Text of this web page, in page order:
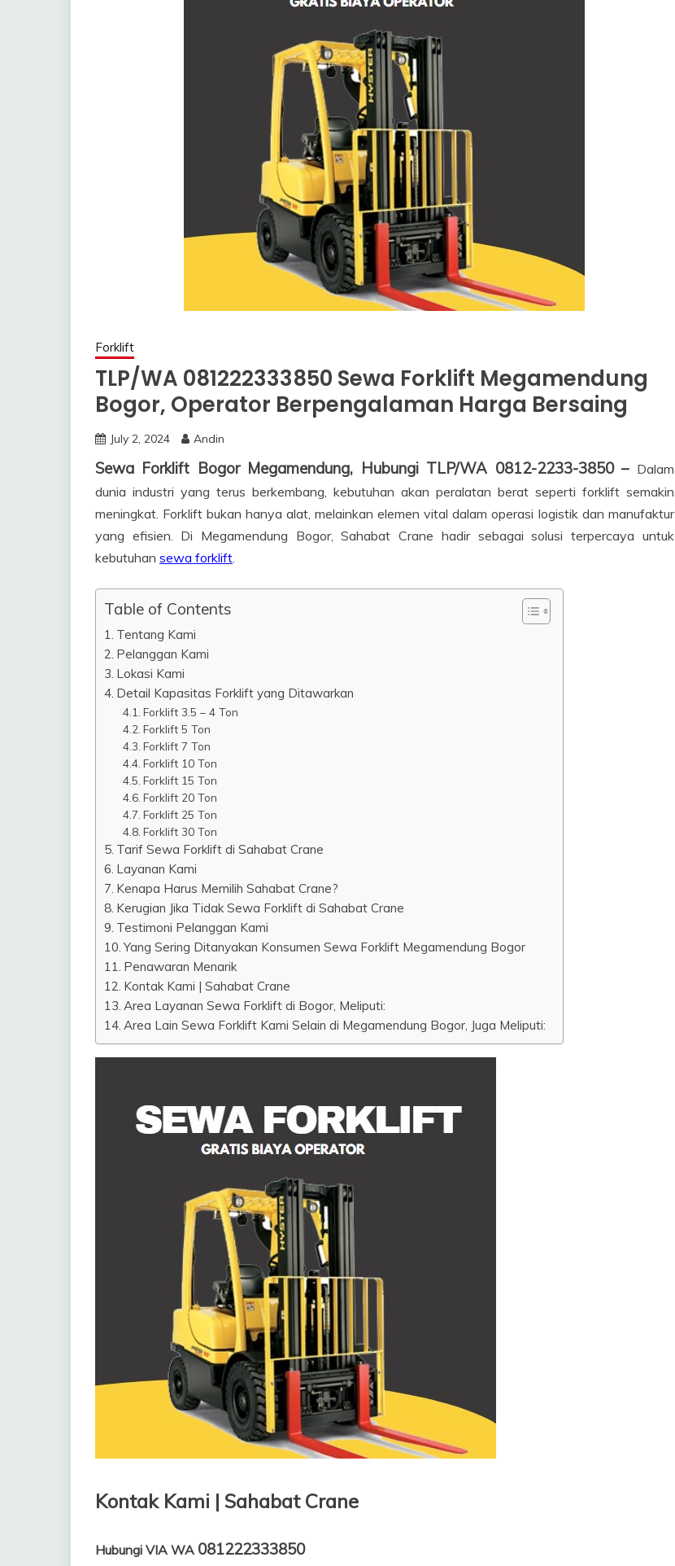
Forklift
TLP/WA 081222333850 Sewa Forklift Megamendung
Bogor, Operator Berpengalaman Harga Bersaing
July 2, 2024 Andin
Sewa Forklift Bogor Megamendung, Hubungi TLP/WA 0812-2233-3850 – Dalam
dunia industri yang terus berkembang, kebutuhan akan peralatan berat seperti forklift semakin
meningkat. Forklift bukan hanya alat, melainkan elemen vital dalam operasi logistik dan manufaktur
yang efisien. Di Megamendung Bogor, Sahabat Crane hadir sebagai solusi terpercaya untuk
kebutuhan sewa forklift.
Table of Contents
Tentang Kami
Pelanggan Kami
Lokasi Kami
Detail Kapasitas Forklift yang Ditawarkan
Forklift 3.5 – 4 Ton
Forklift 5 Ton
Forklift 7 Ton
Forklift 10 Ton
Forklift 15 Ton
Forklift 20 Ton
Forklift 25 Ton
Forklift 30 Ton
Tarif Sewa Forklift di Sahabat Crane
Layanan Kami
Kenapa Harus Memilih Sahabat Crane?
Kerugian Jika Tidak Sewa Forklift di Sahabat Crane
Testimoni Pelanggan Kami
Yang Sering Ditanyakan Konsumen Sewa Forklift Megamendung Bogor
Penawaran Menarik
Kontak Kami | Sahabat Crane
Area Layanan Sewa Forklift di Bogor, Meliputi:
Area Lain Sewa Forklift Kami Selain di Megamendung Bogor, Juga Meliputi:
Kontak Kami | Sahabat Crane
Hubungi VIA WA 081222333850